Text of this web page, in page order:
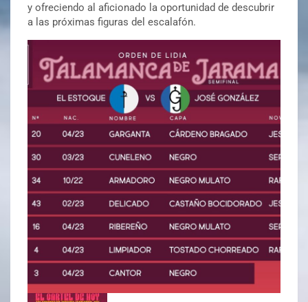
y ofreciendo al aficionado la oportunidad de descubrir
a las próximas figuras del escalafón.